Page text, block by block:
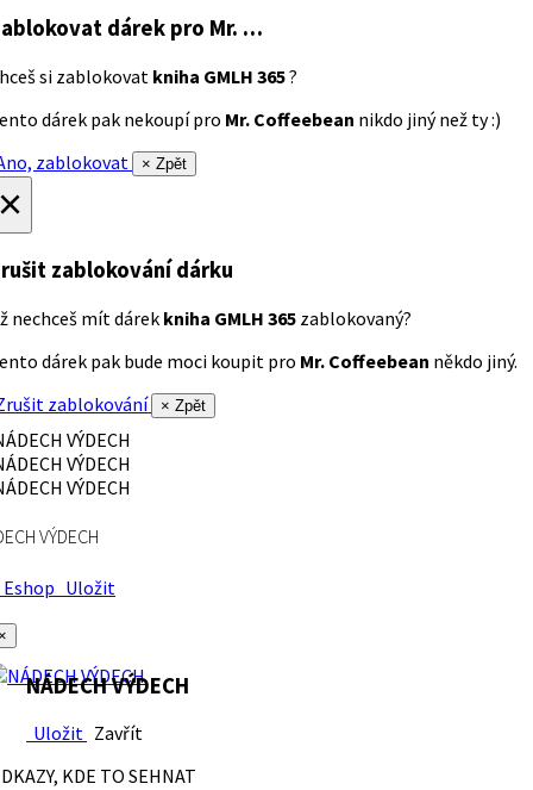
dárek pro Mr. …
si zablokovat kniha GMLH 365?
dárek pak nekoupí pro Mr. Coffeebean nikdo jiný než ty :)
zablokovat
× Zpět
zablokování dárku
nechceš mít dárek kniha GMLH 365 zablokovaný?
dárek pak bude moci koupit pro Mr. Coffeebean někdo jiný.
zablokování
× Zpět
VÝDECH
Uložit
NÁDECH VÝDECH
Uložit Zavřít
KDE TO SEHNAT